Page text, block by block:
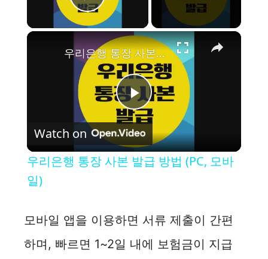
Play Video
×
P
l
y
V
우리은행 통장 사본 발급 방법 (PC, 모바일)
Watch on
우리은행 통장 사본 발급 방법 (PC, 모바
일)
모바일 앱을 이용하면 서류 제출이 간편
하며, 빠르면 1~2일 내에 보험금이 지급